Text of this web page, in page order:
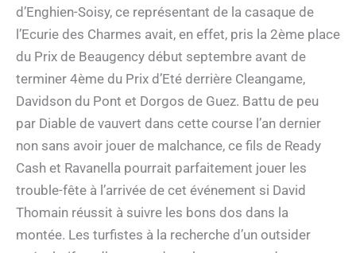
d’Enghien-Soisy, ce représentant de la casaque de
l’Ecurie des Charmes avait, en effet, pris la 2ème place
du Prix de Beaugency début septembre avant de
terminer 4ème du Prix d’Eté derrière Cleangame,
Davidson du Pont et Dorgos de Guez. Battu de peu
par Diable de vauvert dans cette course l’an dernier
non sans avoir jouer de malchance, ce fils de Ready
Cash et Ravanella pourrait parfaitement jouer les
trouble-fête à l’arrivée de cet événement si David
Thomain réussit à suivre les bons dos dans la
montée. Les turfistes à la recherche d’un outsider